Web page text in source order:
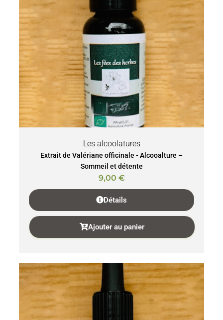
Les alcoolatures
Extrait de Valériane officinale - Alcooalture –
Sommeil et détente
9,00 €
Détails
Ajouter au panier